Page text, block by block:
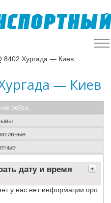
8402 Хургада — Киев
— Киев
рейса
дату и время
у нас нет информации про